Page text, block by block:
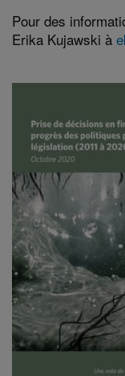
Pour des
Erika Kujawski à